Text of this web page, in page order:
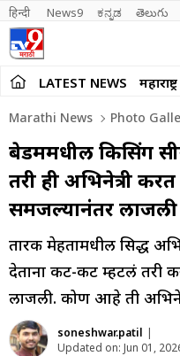
हिन्दी News9 ಕನ್ನಡ తెలుగు
LATEST NEWS महाराष्ट्र
Marathi News Photo
बेडरुममधील किसिंग
तरी ही अभिनेत्री
समजल्यानंतर लाजली
तारक मेहतामधील प्रसिद्ध
देताना कट-कट म्हटलं तरी
लाजली. कोण आहे ती
soneshwar.patil |
Updated on: Jun 01,